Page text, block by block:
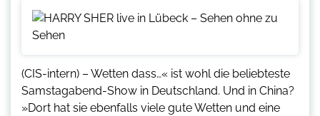
(CIS-intern) – Wetten dass…« ist wohl die beliebteste
Samstagabend-Show in Deutschland. Und in China?
»Dort hat sie ebenfalls viele gute Wetten und eine